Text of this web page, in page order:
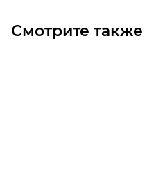
Смотрите также